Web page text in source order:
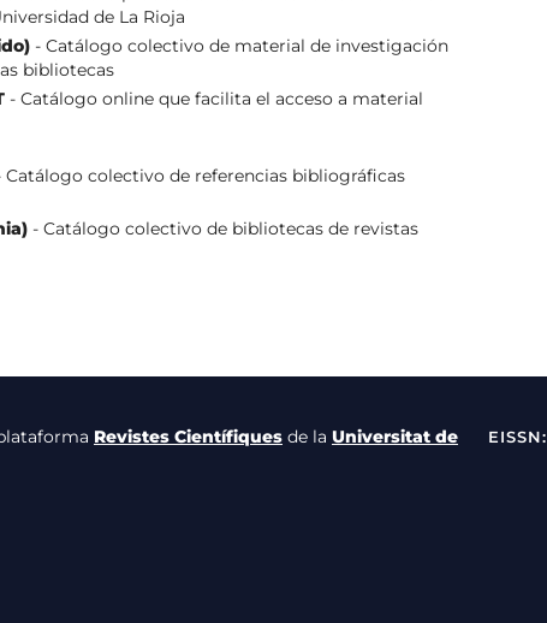
de La Rioja
- Catálogo colectivo de material de investigación
bibliotecas
- Catálogo online que facilita el acceso a material
Catálogo colectivo de referencias bibliográficas
- Catálogo colectivo de bibliotecas de revistas
Revistes Científiques de la Universitat de
EISSN: